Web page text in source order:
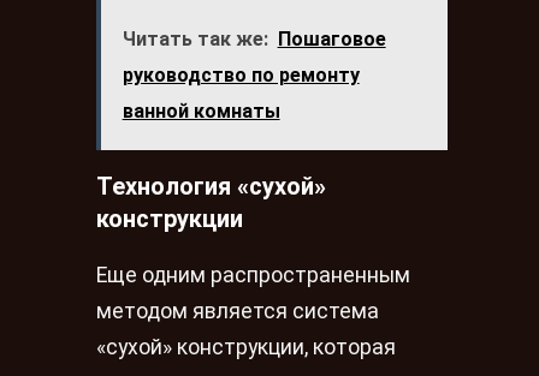
Читать так же: Пошаговое
руководство по ремонту
ванной комнаты
Технология «сухой»
конструкции
Еще одним распространенным
методом является система
«сухой» конструкции, которая